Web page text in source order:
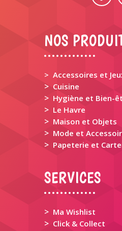
NOS
> Accessoires et
> Cuisine
> Hygiène et Bien-
> Le Havre
> Maison et Objets
> Mode et
> Papeterie et
SERVICES
> Ma Wishlist
> Click & Collect